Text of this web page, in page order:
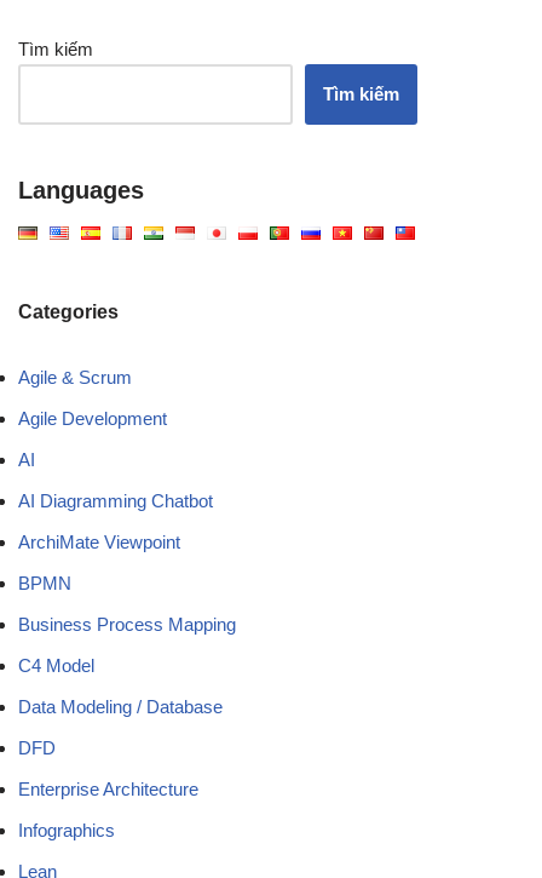
Tìm kiếm
Tìm kiếm
Languages
Categories
Agile & Scrum
Agile Development
AI
AI Diagramming Chatbot
ArchiMate Viewpoint
BPMN
Business Process Mapping
C4 Model
Data Modeling / Database
DFD
Enterprise Architecture
Infographics
Lean